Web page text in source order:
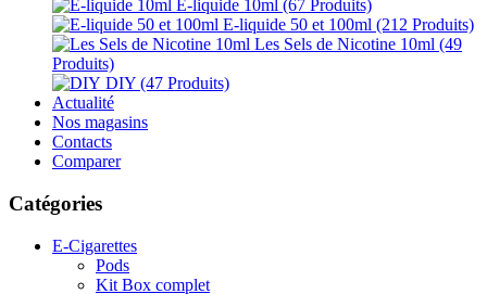
E-liquide 10ml (67 Produits)
E-liquide 50 et 100ml (212 Produits)
Les Sels de Nicotine 10ml (49
Produits)
DIY (47 Produits)
Actualité
Nos magasins
Contacts
Comparer
Catégories
E-Cigarettes
Pods
Kit Box complet